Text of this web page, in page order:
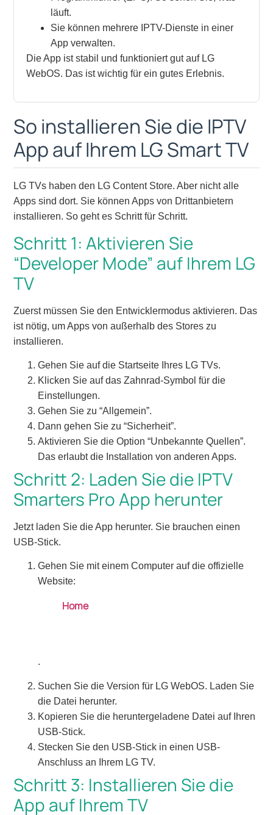
läuft.
Sie können mehrere IPTV-Dienste in einer
App verwalten.
Die App ist stabil und funktioniert gut auf LG
WebOS. Das ist wichtig für ein gutes Erlebnis.
So installieren Sie die IPTV
App auf Ihrem LG Smart TV
LG TVs haben den LG Content Store. Aber nicht alle
Apps sind dort. Sie können Apps von Drittanbietern
installieren. So geht es Schritt für Schritt.
Schritt 1: Aktivieren Sie
“Developer Mode” auf Ihrem LG
TV
Zuerst müssen Sie den Entwicklermodus aktivieren. Das
ist nötig, um Apps von außerhalb des Stores zu
installieren.
Gehen Sie auf die Startseite Ihres LG TVs.
Klicken Sie auf das Zahnrad-Symbol für die
Einstellungen.
Gehen Sie zu “Allgemein”.
Dann gehen Sie zu “Sicherheit”.
Aktivieren Sie die Option “Unbekannte Quellen”.
Das erlaubt die Installation von anderen Apps.
Schritt 2: Laden Sie die IPTV
Smarters Pro App herunter
Jetzt laden Sie die App herunter. Sie brauchen einen
USB-Stick.
Gehen Sie mit einem Computer auf die offizielle
Website:
Home
.
Suchen Sie die Version für LG WebOS. Laden Sie
die Datei herunter.
Kopieren Sie die heruntergeladene Datei auf Ihren
USB-Stick.
Stecken Sie den USB-Stick in einen USB-
Anschluss an Ihrem LG TV.
Schritt 3: Installieren Sie die
App auf Ihrem TV